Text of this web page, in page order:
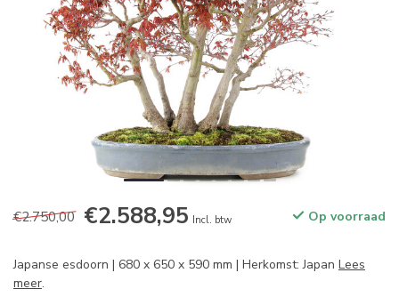
€2.750,00 €2.588,95 Incl. btw Op voorraad
Japanse esdoorn | 680 x 650 x 590 mm | Herkomst: Japan Lees
meer.